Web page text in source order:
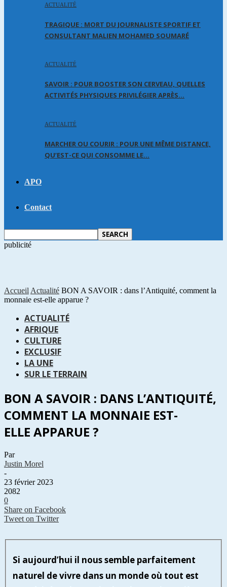
ACTUALITÉ
TRAGIQUE : MORT DU JOURNALISTE SPORTIF ET
CONSULTANT MALIEN MOHAMED SOUMARÉ
ACTUALITÉ
SAVOIR : POUR BOOSTER SON CERVEAU, QUELLES
ACTIVITÉS PHYSIQUES PRIVILÉGIER APRÈS…
ACTUALITÉ
MARCHER OU COURIR : POUR UNE MÊME DISTANCE,
QU’EST-CE QUI CONSOMME LE…
APO
Contact
publicité
Accueil Actualité BON A SAVOIR : dans l’Antiquité, comment la
monnaie est-elle apparue ?
ACTUALITÉ
AFRIQUE
CULTURE
EXCLUSIF
LA UNE
SUR LE TERRAIN
BON A SAVOIR : DANS L’ANTIQUITÉ,
COMMENT LA MONNAIE EST-
ELLE APPARUE ?
Par
Justin Morel
-
23 février 2023
2082
0
Share on Facebook
Tweet on Twitter
Si aujourd’hui il nous semble parfaitement
naturel de vivre dans un monde où tout est